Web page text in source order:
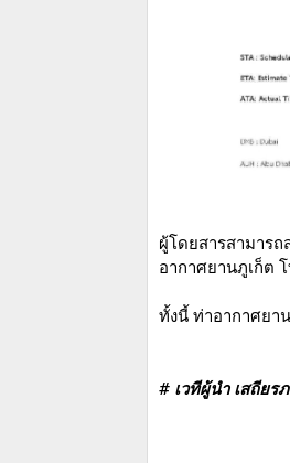
ผู้โดยสารสามาร
อากาศยานภูเก็ต
ทั้งนี้ ท่าอากาศยา
# เวทีผู้นำ เสถียร